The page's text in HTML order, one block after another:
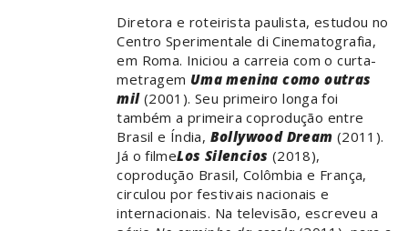
Diretora e roteirista paulista, estudou no
Centro Sperimentale di Cinematografia,
em Roma. Iniciou a carreia com o curta-
metragem Uma menina como outras
mil(2001). Seu primeiro longa foi
também a primeira coprodução entre
Brasil e Índia, Bollywood Dream (2011).
Já o filmeLos Silencios (2018),
coprodução Brasil, Colômbia e França,
circulou por festivais nacionais e
internacionais. Na televisão, escreveu a